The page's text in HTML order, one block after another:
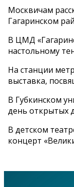
Москвичам
Гагаринском
В ЦМД
настольному
На станции
выставка,
В Губкинском
день открытых
В детском
концерт